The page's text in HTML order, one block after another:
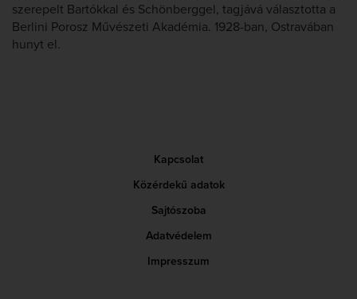
szerepelt Bartókkal és Schönberggel, tagjává választotta a
Berlini Porosz Művészeti Akadémia. 1928-ban, Ostravában
hunyt el.
Kapcsolat
Közérdekű adatok
Sajtószoba
Adatvédelem
Impresszum